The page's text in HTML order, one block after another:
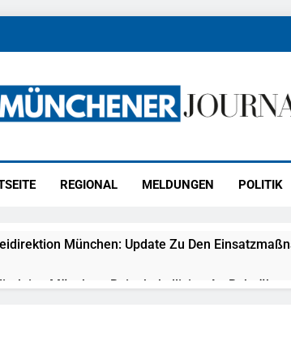
REGIONAL MELDUNGEN POLITIK
München: Update Zu Den
München: Beinahekollision An
München: Couragierte Zeugen